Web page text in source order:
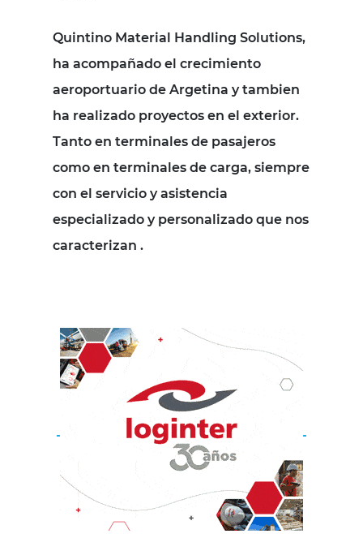
Quintino Material Handling Solutions,
ha acompañado el crecimiento
aeroportuario de Argetina y tambien
ha realizado proyectos en el exterior.
Tanto en terminales de pasajeros
como en terminales de carga, siempre
con el servicio y asistencia
especializado y personalizado que nos
caracterizan .